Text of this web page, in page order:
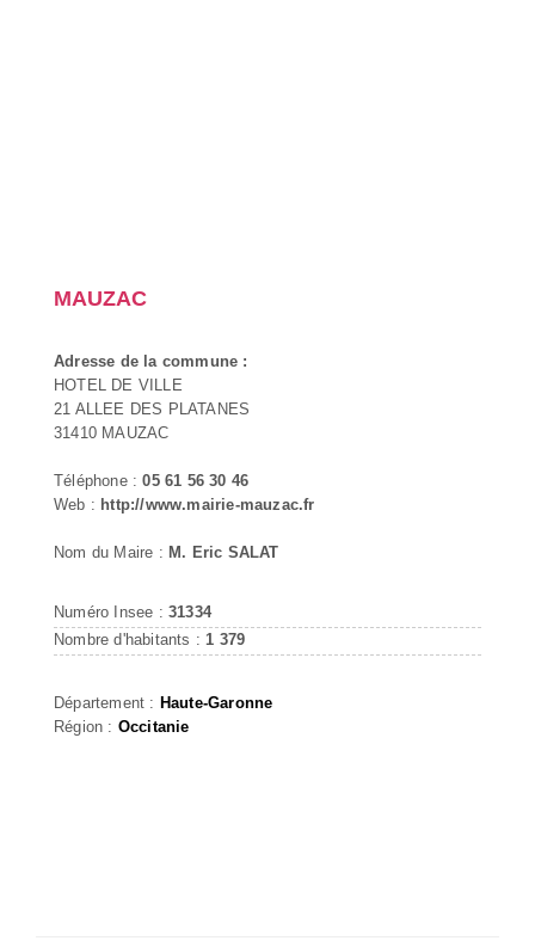
MAUZAC
Adresse de la commune :
HOTEL DE VILLE
21 ALLEE DES PLATANES
31410 MAUZAC
Téléphone :05 61 56 30 46
Web : http://www.mairie-mauzac.fr
Nom du Maire : M. Eric SALAT
Numéro Insee : 31334
Nombre d'habitants : 1 379
Département : Haute-Garonne
Région : Occitanie